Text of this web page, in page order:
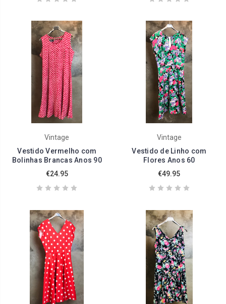
Vintage
Vestido Vermelho com
Bolinhas Brancas Anos 90
€24.95
Vintage
Vestido de Linho com
Flores Anos 60
€49.95